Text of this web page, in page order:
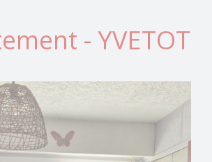
- YVETOT